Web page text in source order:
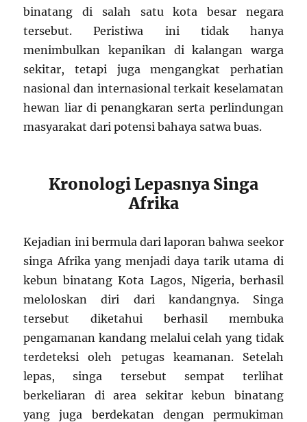
binatang di salah satu kota besar negara
tersebut. Peristiwa ini tidak hanya
menimbulkan kepanikan di kalangan warga
sekitar, tetapi juga mengangkat perhatian
nasional dan internasional terkait keselamatan
hewan liar di penangkaran serta perlindungan
masyarakat dari potensi bahaya satwa buas.
Kronologi Lepasnya Singa
Afrika
Kejadian ini bermula dari laporan bahwa seekor
singa Afrika yang menjadi daya tarik utama di
kebun binatang Kota Lagos, Nigeria, berhasil
meloloskan diri dari kandangnya. Singa
tersebut diketahui berhasil membuka
pengamanan kandang melalui celah yang tidak
terdeteksi oleh petugas keamanan. Setelah
lepas, singa tersebut sempat terlihat
berkeliaran di area sekitar kebun binatang
yang juga berdekatan dengan permukiman